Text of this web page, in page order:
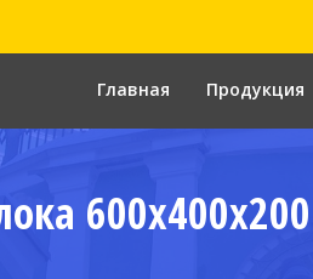
Главная Продукция